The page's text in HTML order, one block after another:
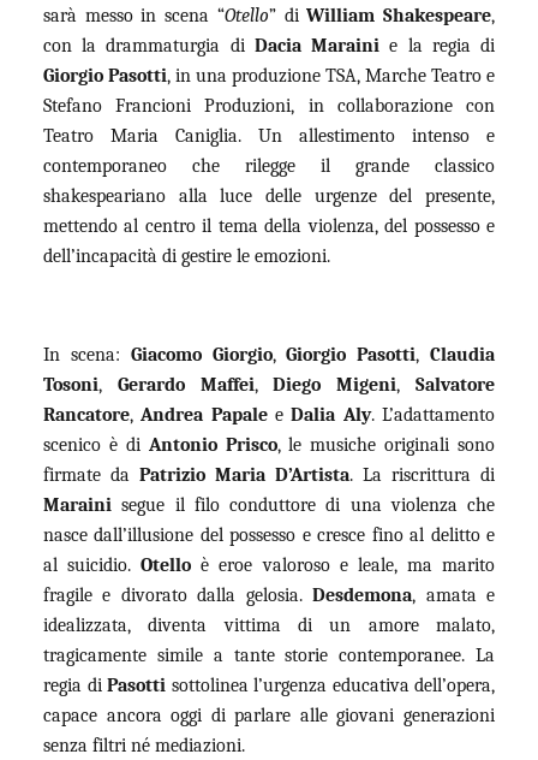
sarà messo in scena “Otello” diWilliam Shakespeare,
con la drammaturgia di Dacia Maraini e la regia di
Giorgio Pasotti, in una produzione TSA, Marche Teatro e
Stefano Francioni Produzioni, in collaborazione con
Teatro Maria Caniglia. Un allestimento intenso e
contemporaneo che rilegge il grande classico
shakespeariano alla luce delle urgenze del presente,
mettendo al centro il tema della violenza, del possesso e
dell’incapacità di gestire le emozioni.
In scena: Giacomo Giorgio,Giorgio Pasotti,Claudia
Tosoni, Gerardo Maffei,Diego Migeni,Salvatore
Rancatore,Andrea PapaleeDalia Aly. L’adattamento
scenico è diAntonio Prisco, le musiche originali sono
firmate da Patrizio Maria D’Artista. La riscrittura di
Maraini segue il filo conduttore di una violenza che
nasce dall’illusione del possesso e cresce fino al delitto e
al suicidio.Otello è eroe valoroso e leale, ma marito
fragile e divorato dalla gelosia.Desdemona, amata e
idealizzata, diventa vittima di un amore malato,
tragicamente simile a tante storie contemporanee. La
regia di Pasotti sottolinea l’urgenza educativa dell’opera,
capace ancora oggi di parlare alle giovani generazioni
senza filtri né mediazioni.